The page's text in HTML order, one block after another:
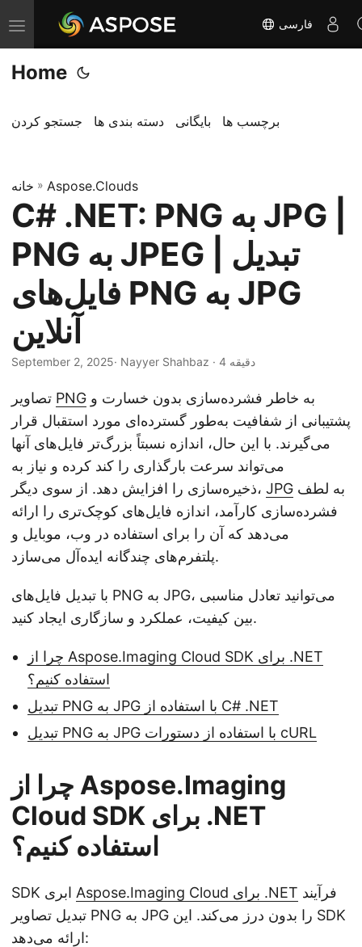
T
o
g
l
a
v
i
g
t
o
n
فارسی
Home
جستجو کردن دسته بندی ها بایگانی برچسب ها
خانه » Aspose.Clouds
C# .NET: PNG به JPG |
PNG به JPEG | تبدیل
فایل‌های PNG به JPG
آنلاین
September 2, 2025 · Nayyer Shahbaz · 4 دقیقه
PNG
پشتیبانی از شفافیت به‌طور گسترده‌ای مورد استقبال قرار
می‌گیرند. با این حال، اندازه نسبتاً بزرگ‌تر فایل‌های آنها
می‌تواند سرعت بارگذاری را کند کرده و نیاز به
ذخیره‌سازی را افزایش دهد. از سوی دیگر، JPG
فشرده‌سازی کارآمد، اندازه فایل‌های کوچک‌تری را ارائه
می‌دهد که آن را برای استفاده در وب، موبایل و
پلتفرم‌های چندگانه ایده‌آل می‌سازد.
با تبدیل فایل‌های PNG به JPG، می‌توانید تعادل مناسبی
بین کیفیت، عملکرد و سازگاری ایجاد کنید.
چرا از Aspose.Imaging Cloud SDK برای .NET
استفاده کنیم؟
تبدیل PNG به JPG با استفاده از C# .NET
تبدیل PNG به JPG با استفاده از دستورات cURL
چرا از Aspose.Imaging
Cloud SDK برای .NET
استفاده کنیم؟
Aspose.Imaging Cloud برای .NET
تبدیل تصاویر PNG به JPG را بدون درز می‌کند. این SDK
ارائه می‌دهد: